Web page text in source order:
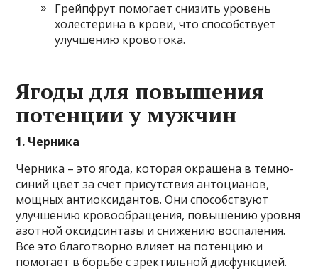
Грейпфрут помогает снизить уровень
холестерина в крови, что способствует
улучшению кровотока.
Ягоды для повышения
потенции у мужчин
1. Черника
Черника – это ягода, которая окрашена в темно-
синий цвет за счет присутствия антоцианов,
мощных антиоксидантов. Они способствуют
улучшению кровообращения, повышению уровня
азотной оксидсинтазы и снижению воспаления.
Все это благотворно влияет на потенцию и
помогает в борьбе с эректильной дисфункцией.